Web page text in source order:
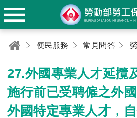
便民服務 常見問答
27.外國專業人才延攬
施行前已受聘僱之外
外國特定專業人才，